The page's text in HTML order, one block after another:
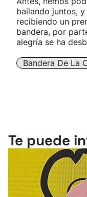
bailando juntos,
recibiendo un
bandera, por
alegría se ha
Bandera De La
Te puede